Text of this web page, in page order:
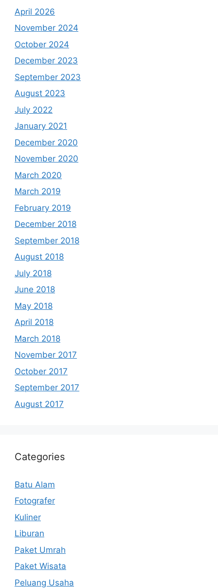
April 2026
November 2024
October 2024
December 2023
September 2023
August 2023
July 2022
January 2021
December 2020
November 2020
March 2020
March 2019
February 2019
December 2018
September 2018
August 2018
July 2018
June 2018
May 2018
April 2018
March 2018
November 2017
October 2017
September 2017
August 2017
Categories
Batu Alam
Fotografer
Kuliner
Liburan
Paket Umrah
Paket Wisata
Peluang Usaha